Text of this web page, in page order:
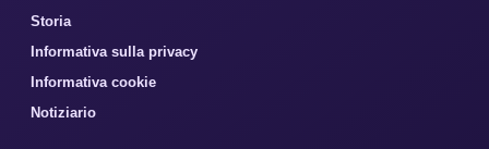
Storia
Informativa sulla privacy
Informativa cookie
Notiziario